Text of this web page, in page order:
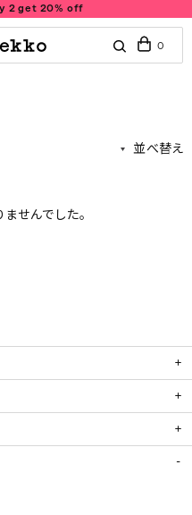
2 get 20% off
0
並べ替え
せんでした。